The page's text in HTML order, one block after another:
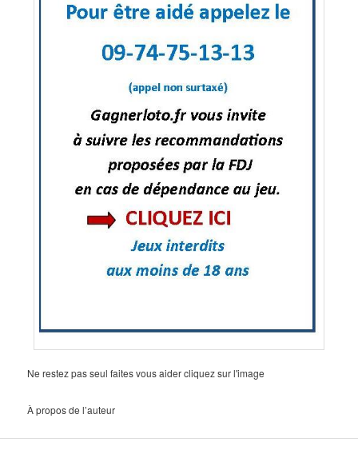
Ne restez pas seul faites vous aider cliquez sur l'image
À propos de l’auteur